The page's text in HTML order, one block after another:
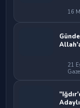
16
21